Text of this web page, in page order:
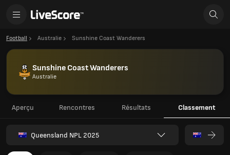
Football Australie Sunshine Coast Wanderers
Sunshine Coast Wanderers
Australie
Aperçu Rencontres Résultats Classement
Queensland NPL 2025